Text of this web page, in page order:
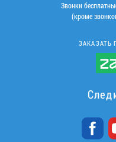
Звонки
(кроме
ЗАКАЗАТЬ